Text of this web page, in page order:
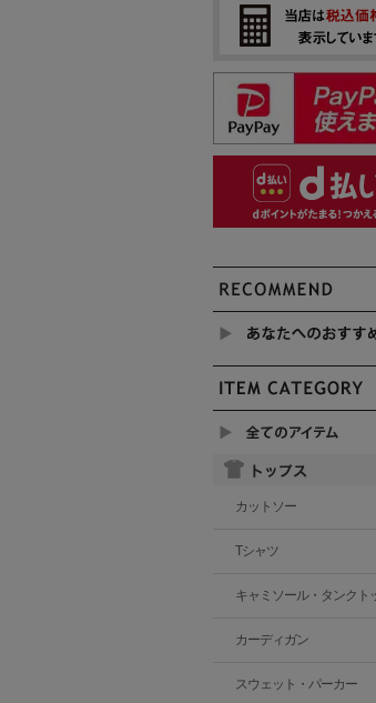
カットソー
Tシャツ
キャミソール・タンクト
カーディガン
スウェット・パーカー